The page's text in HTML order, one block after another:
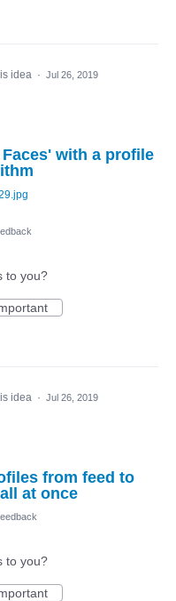
idea · Jul 26, 2019
with a profile
to you?
idea · Jul 26, 2019
from feed to
at once
to you?